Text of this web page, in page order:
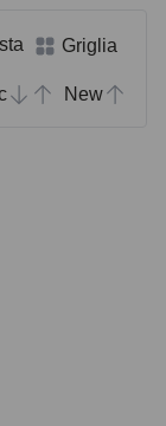
Griglia
New